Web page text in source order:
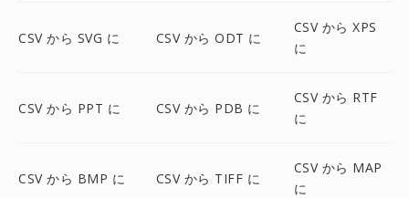
CSV から SVG に CSV から ODT に
CSV から XPS
に
CSV から PPT に CSV から PDB に
CSV から RTF
に
CSV から BMP に CSV から TIFF に
CSV から MAP
に